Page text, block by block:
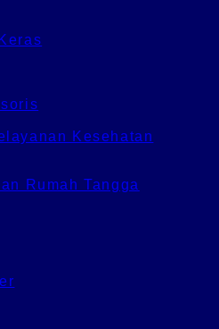
Kesehatan
Rumah Tangga